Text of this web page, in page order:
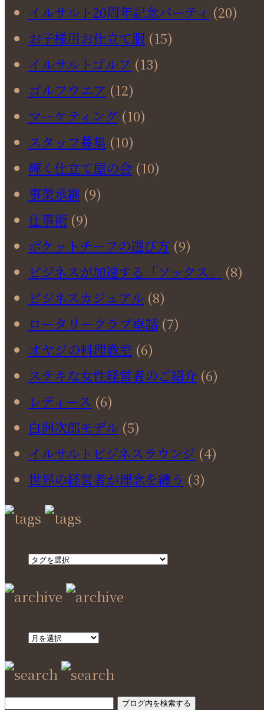
イルサルト20周年記念パーティ (20)
お子様用お仕立て服 (15)
イルサルトゴルフ (13)
ゴルフウエア (12)
マーケティング(10)
スタッフ募集 (10)
輝く仕立て屋の会 (10)
事業承継 (9)
仕事術 (9)
ポケットチーフの選び方 (9)
ビジネスが加速する「ソックス」
(8)
ビジネスカジュアル (8)
ロータリークラブ卓話 (7)
オヤジの料理教室 (6)
ステキな女性経営者のご紹介 (6)
レディース (6)
白洲次郎モデル (5)
イルサルトビジネスラウンジ (4)
世界の経営者が理念を纏う (3)
SEARCH